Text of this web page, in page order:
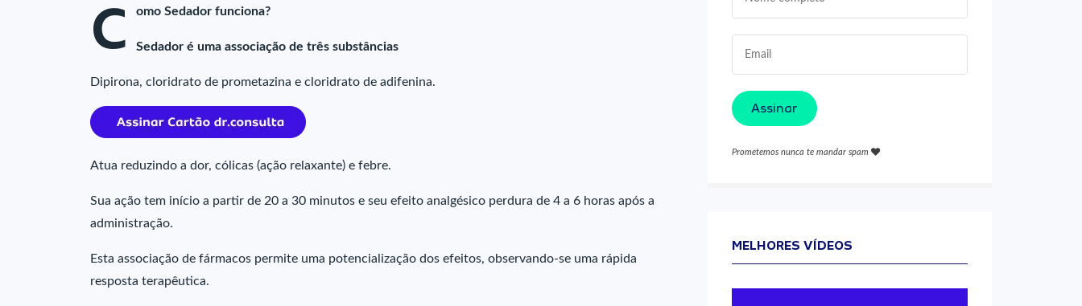
C omo Sedador funciona?
Sedador é uma associação de três substâncias
Dipirona, cloridrato de prometazina e cloridrato de adifenina.
Atua reduzindo a dor, cólicas (ação relaxante) e febre.
Sua ação tem início a partir de 20 a 30 minutos e seu efeito analgésico perdura de 4 a 6 horas após a
administração.
Esta associação de fármacos permite uma potencialização dos efeitos, observando-se uma rápida
resposta terapêutica.
Assinar
Prometemos nunca te mandar spam
MELHORES VÍDEOS